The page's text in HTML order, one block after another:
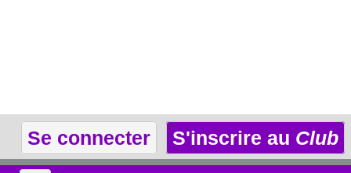
Se connecter S'inscrire au Club